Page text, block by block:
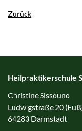
Zurück
Heilpraktikerschule
Christine Sissouno
Ludwigstraße 20
64283 Darmstadt